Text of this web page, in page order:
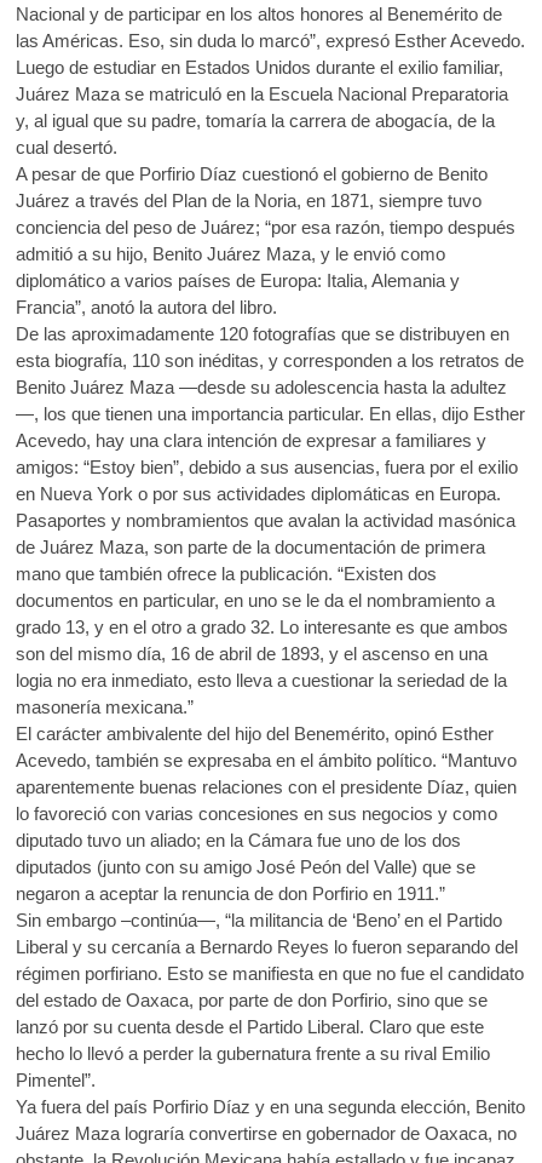
Nacional y de participar en los altos honores al Benemérito de
las Américas. Eso, sin duda lo marcó”, expresó Esther Acevedo.
Luego de estudiar en Estados Unidos durante el exilio familiar,
Juárez Maza se matriculó en la Escuela Nacional Preparatoria
y, al igual que su padre, tomaría la carrera de abogacía, de la
cual desertó.
A pesar de que Porfirio Díaz cuestionó el gobierno de Benito
Juárez a través del Plan de la Noria, en 1871, siempre tuvo
conciencia del peso de Juárez; “por esa razón, tiempo después
admitió a su hijo, Benito Juárez Maza, y le envió como
diplomático a varios países de Europa: Italia, Alemania y
Francia”, anotó la autora del libro.
De las aproximadamente 120 fotografías que se distribuyen en
esta biografía, 110 son inéditas, y corresponden a los retratos de
Benito Juárez Maza —desde su adolescencia hasta la adultez
—, los que tienen una importancia particular. En ellas, dijo Esther
Acevedo, hay una clara intención de expresar a familiares y
amigos: “Estoy bien”, debido a sus ausencias, fuera por el exilio
en Nueva York o por sus actividades diplomáticas en Europa.
Pasaportes y nombramientos que avalan la actividad masónica
de Juárez Maza, son parte de la documentación de primera
mano que también ofrece la publicación. “Existen dos
documentos en particular, en uno se le da el nombramiento a
grado 13, y en el otro a grado 32. Lo interesante es que ambos
son del mismo día, 16 de abril de 1893, y el ascenso en una
logia no era inmediato, esto lleva a cuestionar la seriedad de la
masonería mexicana.”
El carácter ambivalente del hijo del Benemérito, opinó Esther
Acevedo, también se expresaba en el ámbito político. “Mantuvo
aparentemente buenas relaciones con el presidente Díaz, quien
lo favoreció con varias concesiones en sus negocios y como
diputado tuvo un aliado; en la Cámara fue uno de los dos
diputados (junto con su amigo José Peón del Valle) que se
negaron a aceptar la renuncia de don Porfirio en 1911.”
Sin embargo –continúa—, “la militancia de ‘Beno’ en el Partido
Liberal y su cercanía a Bernardo Reyes lo fueron separando del
régimen porfiriano. Esto se manifiesta en que no fue el candidato
del estado de Oaxaca, por parte de don Porfirio, sino que se
lanzó por su cuenta desde el Partido Liberal. Claro que este
hecho lo llevó a perder la gubernatura frente a su rival Emilio
Pimentel”.
Ya fuera del país Porfirio Díaz y en una segunda elección, Benito
Juárez Maza lograría convertirse en gobernador de Oaxaca, no